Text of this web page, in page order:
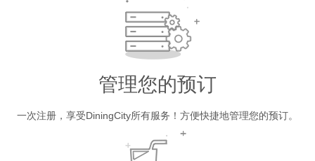
管理您的预订
一次注册，享受DiningCity所有服务！方便快捷地管理您的预订。